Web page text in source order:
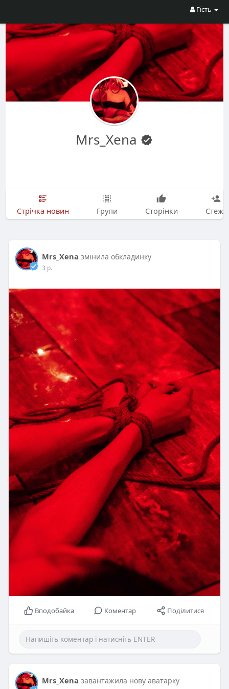
Гість
Mrs_Xena
Стрічка новин Групи Сторінки Стежу
Mrs_Xena змінила обкладинку
3 р.
Вподобайка Коментар Поділитися
Mrs_Xena завантажила нову аватарку